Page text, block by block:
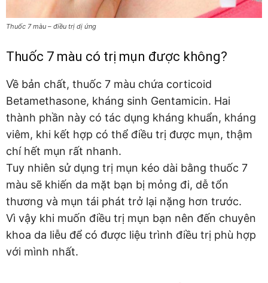
Thuốc 7 màu – điều trị dị ứng
Thuốc 7 màu có trị mụn được không?
Về bản chất, thuốc 7 màu chứa corticoid
Betamethasone, kháng sinh Gentamicin. Hai
thành phần này có tác dụng kháng khuẩn, kháng
viêm, khi kết hợp có thể điều trị được mụn, thậm
chí hết mụn rất nhanh.
Tuy nhiên sử dụng trị mụn kéo dài bằng thuốc 7
màu sẽ khiến da mặt bạn bị mỏng đi, dễ tổn
thương và mụn tái phát trở lại nặng hơn trước.
Vì vậy khi muốn điều trị mụn bạn nên đến chuyên
khoa da liễu để có được liệu trình điều trị phù hợp
với mình nhất.